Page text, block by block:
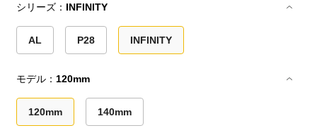
シリーズ： INFINITY
AL P28 INFINITY
モデル： 120mm
120mm 140mm